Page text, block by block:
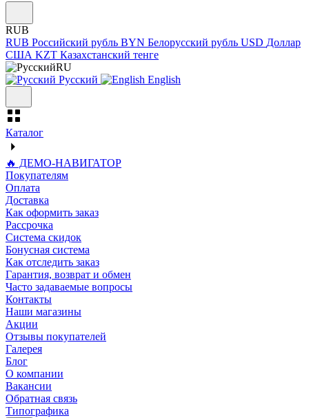
RUB
RUB Российский рубль BYN Белорусский рубль USD Доллар
США KZT Казахстанский тенге
RU
Русский
English
Каталог
🔥 ДЕМО-НАВИГАТОР
Покупателям
Оплата
Доставка
Как оформить заказ
Рассрочка
Система скидок
Бонусная система
Как отследить заказ
Гарантия, возврат и обмен
Часто задаваемые вопросы
Контакты
Наши магазины
Акции
Отзывы покупателей
Галерея
Блог
О компании
Вакансии
Обратная связь
Типографика